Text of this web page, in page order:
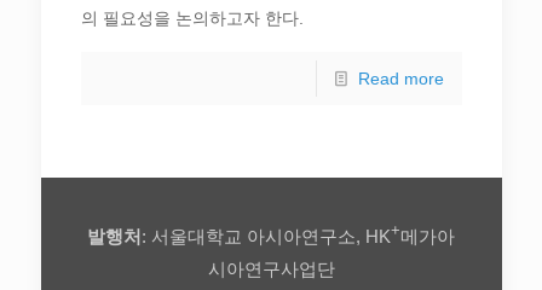
의 필요성을 논의하고자 한다.
Read more
발행처 : 서울대학교 아시아연구소, HK+메가아
시아연구사업단